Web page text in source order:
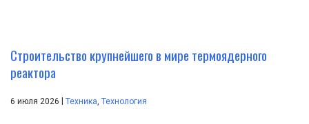
Строительство крупнейшего в мире термоядерного
реактора
6 июля 2026 | Техника Технология